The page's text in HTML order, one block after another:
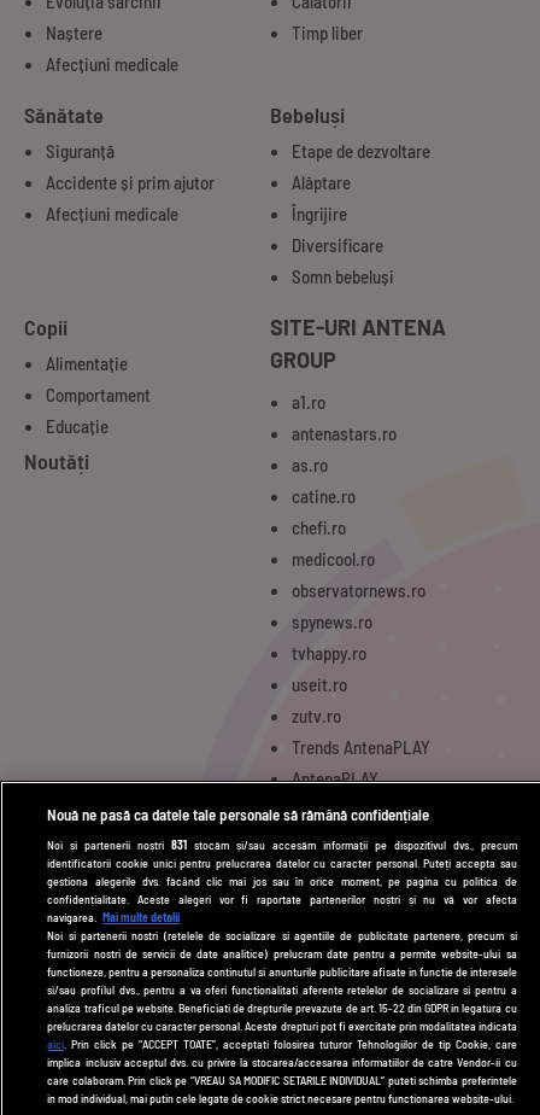
Naștere
Afecțiuni medicale
Timp liber
Sănătate
Siguranță
Accidente și prim ajutor
Afecțiuni medicale
Bebeluși
Etape de dezvoltare
Alăptare
Îngrijire
Diversificare
Somn bebeluși
Copii
Alimentație
Comportament
Educație
Noutăți
SITE-URI ANTENA
GROUP
a1.ro
antenastars.ro
as.ro
catine.ro
chefi.ro
medicool.ro
observatornews.ro
spynews.ro
tvhappy.ro
useit.ro
zutv.ro
Trends AntenaPLAY
AntenaPLAY
UTILE
Cod deontologic
Termeni și condiții
Politica de cookies
Politică de confidențialitate
Contact
Modifică Setările
Nouă ne pasă ca datele tale personale să rămână confidențiale
Noi și partenerii noștri831 stocăm și/sau accesăm informații pe dispozitivul dvs., precum
identificatorii cookie unici pentru prelucrarea datelor cu caracter personal. Puteți accepta sau
gestiona alegerile dvs. făcând clic mai jos sau în orice moment, pe pagina cu politica de
confidențialitate. Aceste alegeri vor fi raportate partenerilor noștri și nu vă vor afecta
navigarea.
Mai multe detalii
Noi si partenerii nostri (retelele de socializare si agentiile de publicitate partenere, precum si
furnizorii nostri de servicii de date analitice) prelucram date pentru a permite website-ului sa
functioneze, pentru a personaliza continutul si anunturile publicitare afisate in functie de interesele
si/sau profilul dvs., pentru a va oferi functionalitati aferente retelelor de socializare si pentru a
analiza traficul pe website. Beneficiati de drepturile prevazute de art. 15-22 din GDPR in legatura cu
prelucrarea datelor cu caracter personal. Aceste drepturi pot fi exercitate prin modalitatea indicata
aici . Prin click pe “ACCEPT TOATE”, acceptati folosirea tuturor Tehnologiilor de tip Cookie, care
implica inclusiv acceptul dvs. cu privire la stocarea/accesarea informatiilor de catre Vendor-ii cu
care colaboram. Prin click pe “VREAU SA MODIFIC SETARILE INDIVIDUAL” puteti schimba preferintele
in mod individual, mai putin cele legate de cookie strict necesare pentru functionarea website-ului.